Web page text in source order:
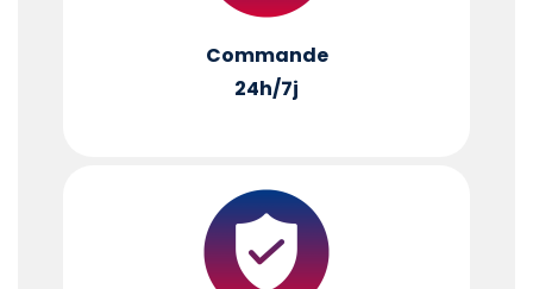
Commande
24h/7j